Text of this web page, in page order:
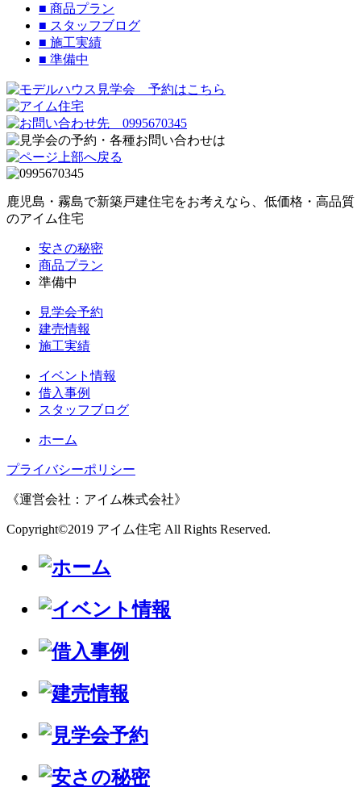
■ 商品プラン
■ スタッフブログ
■ 施工実績
■ 準備中
鹿児島・霧島で新築戸建住宅をお考えなら、低価格・高品質
のアイム住宅
安さの秘密
商品プラン
準備中
見学会予約
建売情報
施工実績
イベント情報
借入事例
スタッフブログ
ホーム
プライバシーポリシー
《運営会社：アイム株式会社》
Copyright©2019 アイム住宅 All Rights Reserved.